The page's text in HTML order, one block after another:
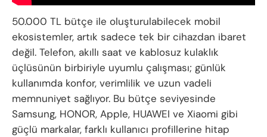
50.000 TL bütçe ile oluşturulabilecek mobil
ekosistemler, artık sadece tek bir cihazdan ibaret
değil. Telefon, akıllı saat ve kablosuz kulaklık
üçlüsünün birbiriyle uyumlu çalışması; günlük
kullanımda konfor, verimlilik ve uzun vadeli
memnuniyet sağlıyor. Bu bütçe seviyesinde
Samsung, HONOR, Apple, HUAWEI ve Xiaomi gibi
güçlü markalar, farklı kullanıcı profillerine hitap